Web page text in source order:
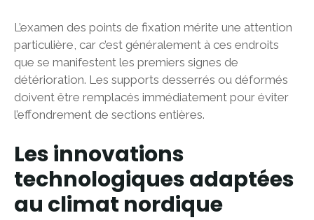
L’examen des points de fixation mérite une attention
particulière, car c’est généralement à ces endroits
que se manifestent les premiers signes de
détérioration. Les supports desserrés ou déformés
doivent être remplacés immédiatement pour éviter
l’effondrement de sections entières.
Les innovations
technologiques adaptées
au climat nordique